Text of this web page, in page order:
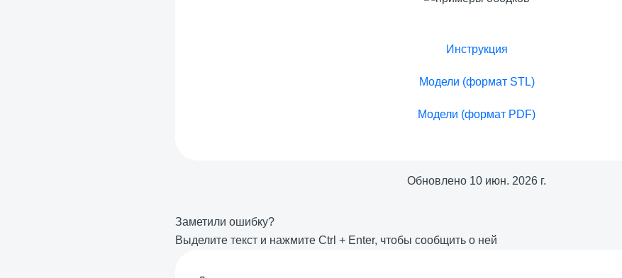
Инструкция
Модели (формат STL)
Модели (формат PDF)
Обновлено 10 июн. 2026 г.
Заметили ошибку?
Выделите текст и нажмите Ctrl + Enter, чтобы сообщить о ней